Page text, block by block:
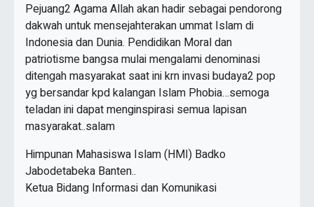
Pejuang2 Agama Allah akan hadir sebagai pendorong
dakwah untuk mensejahterakan ummat Islam di
Indonesia dan Dunia. Pendidikan Moral dan
patriotisme bangsa mulai mengalami denominasi
ditengah masyarakat saat ini krn invasi budaya2 pop
yg bersandar kpd kalangan Islam Phobia…semoga
teladan ini dapat menginspirasi semua lapisan
masyarakat..salam
Himpunan Mahasiswa Islam (HMI) Badko
Jabodetabeka Banten..
Ketua Bidang Informasi dan Komunikasi